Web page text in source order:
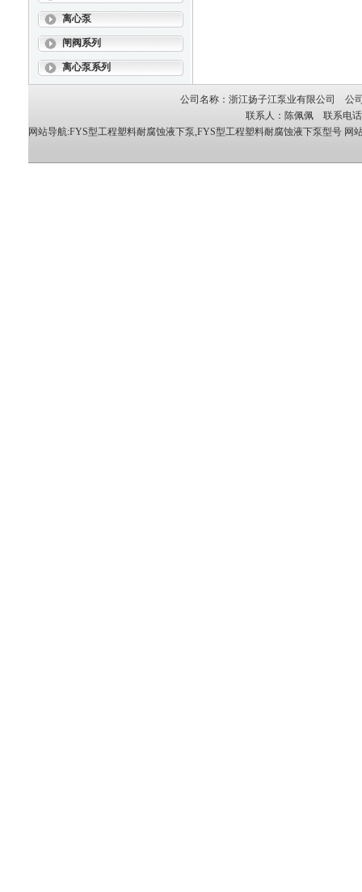
离心泵
闸阀系列
离心泵系列
公司名称：浙江扬子江泵业有限公司 公
联系人：陈佩佩 联系电
网站导航:FYS型工程塑料耐腐蚀液下泵,FYS型工程塑料耐腐蚀液下泵型号 网